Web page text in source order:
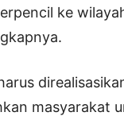
ke
masyarakat